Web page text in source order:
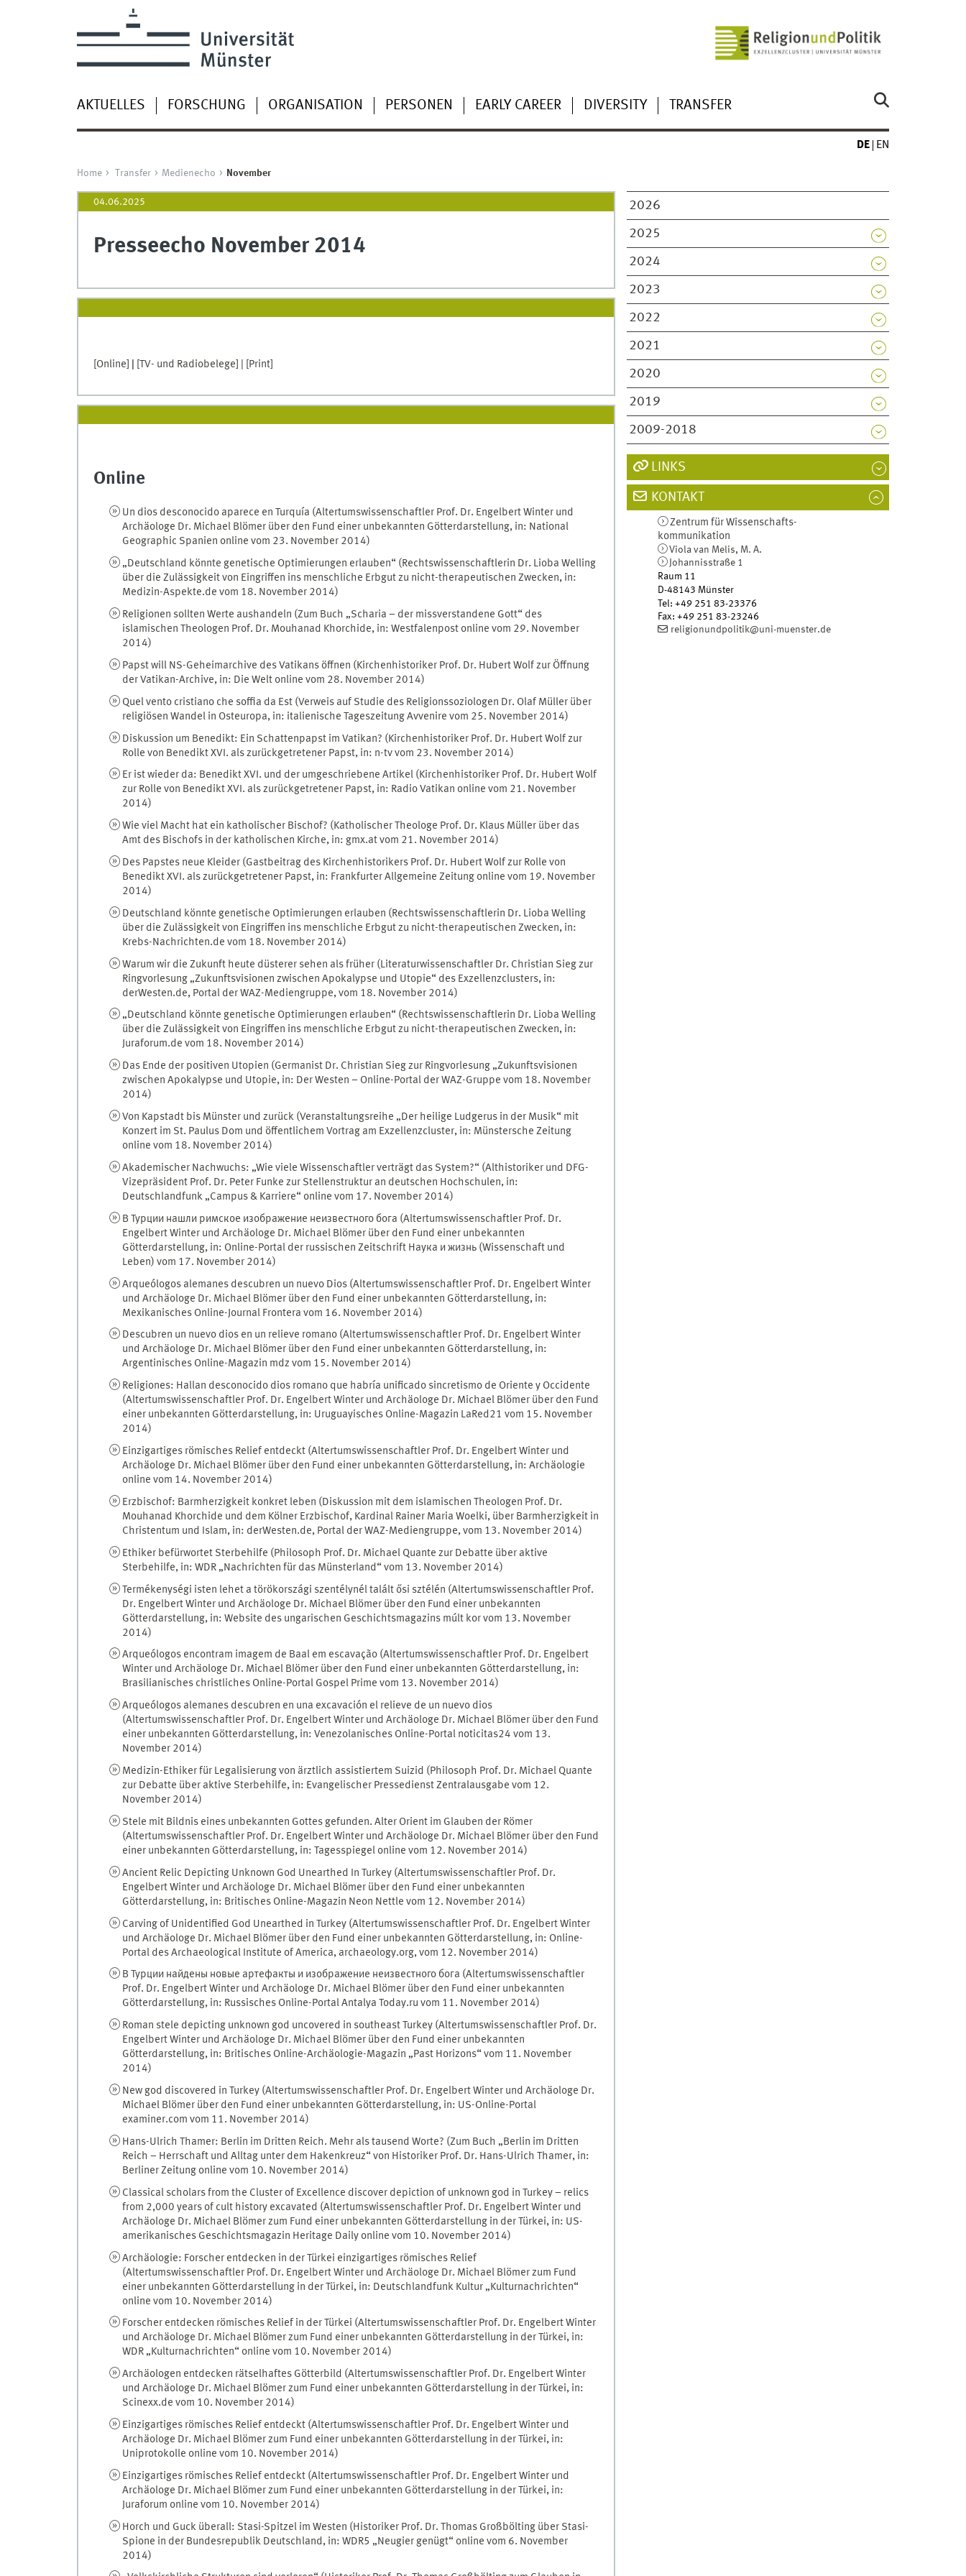
AKTUELLES FORSCHUNG ORGANISATION PERSONEN EARLY CAREER DIVERSITY TRANSFER
DE EN
Home Transfer Medienecho November
2026
2025
2024
2023
2022
2021
2020
2019
2009-2018
04.06.2025
Presseecho November 2014
[Online] [TV- und Radiobelege] | [Print]
Online
Un dios desconocido aparece en Turquía (Altertumswissenschaftler Prof. Dr. Engelbert Winter und
Archäologe Dr. Michael Blömer über den Fund einer unbekannten Götterdarstellung, in: National
Geographic Spanien online vom 23. November 2014)
„Deutschland könnte genetische Optimierungen erlauben“ (Rechtswissenschaftlerin Dr. Lioba Welling
über die Zulässigkeit von Eingriffen ins menschliche Erbgut zu nicht-therapeutischen Zwecken, in:
Medizin-Aspekte.de vom 18. November 2014)
Religionen sollten Werte aushandeln (Zum Buch „Scharia – der missverstandene Gott“ des
islamischen Theologen Prof. Dr. Mouhanad Khorchide, in: Westfalenpost online vom 29. November
2014)
Papst will NS-Geheimarchive des Vatikans öffnen (Kirchenhistoriker Prof. Dr. Hubert Wolf zur Öffnung
der Vatikan-Archive, in: Die Welt online vom 28. November 2014)
Quel vento cristiano che soffia da Est (Verweis auf Studie des Religionssoziologen Dr. Olaf Müller über
religiösen Wandel in Osteuropa, in: italienische Tageszeitung Avvenire vom 25. November 2014)
Diskussion um Benedikt: Ein Schattenpapst im Vatikan? (Kirchenhistoriker Prof. Dr. Hubert Wolf zur
Rolle von Benedikt XVI. als zurückgetretener Papst, in: n-tv vom 23. November 2014)
Er ist wieder da: Benedikt XVI. und der umgeschriebene Artikel (Kirchenhistoriker Prof. Dr. Hubert Wolf
zur Rolle von Benedikt XVI. als zurückgetretener Papst, in: Radio Vatikan online vom 21. November
2014)
Wie viel Macht hat ein katholischer Bischof? (Katholischer Theologe Prof. Dr. Klaus Müller über das
Amt des Bischofs in der katholischen Kirche, in: gmx.at vom 21. November 2014)
Des Papstes neue Kleider (Gastbeitrag des Kirchenhistorikers Prof. Dr. Hubert Wolf zur Rolle von
Benedikt XVI. als zurückgetretener Papst, in: Frankfurter Allgemeine Zeitung online vom 19. November
2014)
Deutschland könnte genetische Optimierungen erlauben (Rechtswissenschaftlerin Dr. Lioba Welling
über die Zulässigkeit von Eingriffen ins menschliche Erbgut zu nicht-therapeutischen Zwecken, in:
Krebs-Nachrichten.de vom 18. November 2014)
Warum wir die Zukunft heute düsterer sehen als früher (Literaturwissenschaftler Dr. Christian Sieg zur
Ringvorlesung „Zukunftsvisionen zwischen Apokalypse und Utopie“ des Exzellenzclusters, in:
derWesten.de, Portal der WAZ-Mediengruppe, vom 18. November 2014)
„Deutschland könnte genetische Optimierungen erlauben“ (Rechtswissenschaftlerin Dr. Lioba Welling
über die Zulässigkeit von Eingriffen ins menschliche Erbgut zu nicht-therapeutischen Zwecken, in:
Juraforum.de vom 18. November 2014)
Das Ende der positiven Utopien (Germanist Dr. Christian Sieg zur Ringvorlesung „Zukunftsvisionen
zwischen Apokalypse und Utopie, in: Der Westen – Online-Portal der WAZ-Gruppe vom 18. November
2014)
Von Kapstadt bis Münster und zurück (Veranstaltungsreihe „Der heilige Ludgerus in der Musik“ mit
Konzert im St. Paulus Dom und öffentlichem Vortrag am Exzellenzcluster, in: Münstersche Zeitung
online vom 18. November 2014)
Akademischer Nachwuchs: „Wie viele Wissenschaftler verträgt das System?“ (Althistoriker und DFG-
Vizepräsident Prof. Dr. Peter Funke zur Stellenstruktur an deutschen Hochschulen, in:
Deutschlandfunk „Campus & Karriere“ online vom 17. November 2014)
В Турции нашли римское изображение неизвестного бога (Altertumswissenschaftler Prof. Dr.
Engelbert Winter und Archäologe Dr. Michael Blömer über den Fund einer unbekannten
Götterdarstellung, in: Online-Portal der russischen Zeitschrift Наука и жизнь (Wissenschaft und
Leben) vom 17. November 2014)
Arqueólogos alemanes descubren un nuevo Dios (Altertumswissenschaftler Prof. Dr. Engelbert Winter
und Archäologe Dr. Michael Blömer über den Fund einer unbekannten Götterdarstellung, in:
Mexikanisches Online-Journal Frontera vom 16. November 2014)
Descubren un nuevo dios en un relieve romano (Altertumswissenschaftler Prof. Dr. Engelbert Winter
und Archäologe Dr. Michael Blömer über den Fund einer unbekannten Götterdarstellung, in:
Argentinisches Online-Magazin mdz vom 15. November 2014)
Religiones: Hallan desconocido dios romano que habría unificado sincretismo de Oriente y Occidente
(Altertumswissenschaftler Prof. Dr. Engelbert Winter und Archäologe Dr. Michael Blömer über den Fund
einer unbekannten Götterdarstellung, in: Uruguayisches Online-Magazin LaRed21 vom 15. November
2014)
Einzigartiges römisches Relief entdeckt (Altertumswissenschaftler Prof. Dr. Engelbert Winter und
Archäologe Dr. Michael Blömer über den Fund einer unbekannten Götterdarstellung, in: Archäologie
online vom 14. November 2014)
Erzbischof: Barmherzigkeit konkret leben (Diskussion mit dem islamischen Theologen Prof. Dr.
Mouhanad Khorchide und dem Kölner Erzbischof, Kardinal Rainer Maria Woelki, über Barmherzigkeit in
Christentum und Islam, in: derWesten.de, Portal der WAZ-Mediengruppe, vom 13. November 2014)
Ethiker befürwortet Sterbehilfe (Philosoph Prof. Dr. Michael Quante zur Debatte über aktive
Sterbehilfe, in: WDR „Nachrichten für das Münsterland“ vom 13. November 2014)
Termékenységi isten lehet a törökországi szentélynél talált ősi sztélén (Altertumswissenschaftler Prof.
Dr. Engelbert Winter und Archäologe Dr. Michael Blömer über den Fund einer unbekannten
Götterdarstellung, in: Website des ungarischen Geschichtsmagazins múlt kor vom 13. November
2014)
Arqueólogos encontram imagem de Baal em escavação (Altertumswissenschaftler Prof. Dr. Engelbert
Winter und Archäologe Dr. Michael Blömer über den Fund einer unbekannten Götterdarstellung, in:
Brasilianisches christliches Online-Portal Gospel Prime vom 13. November 2014)
Arqueólogos alemanes descubren en una excavación el relieve de un nuevo dios
(Altertumswissenschaftler Prof. Dr. Engelbert Winter und Archäologe Dr. Michael Blömer über den Fund
einer unbekannten Götterdarstellung, in: Venezolanisches Online-Portal noticitas24 vom 13.
November 2014)
Medizin-Ethiker für Legalisierung von ärztlich assistiertem Suizid (Philosoph Prof. Dr. Michael Quante
zur Debatte über aktive Sterbehilfe, in: Evangelischer Pressedienst Zentralausgabe vom 12.
November 2014)
Stele mit Bildnis eines unbekannten Gottes gefunden. Alter Orient im Glauben der Römer
(Altertumswissenschaftler Prof. Dr. Engelbert Winter und Archäologe Dr. Michael Blömer über den Fund
einer unbekannten Götterdarstellung, in: Tagesspiegel online vom 12. November 2014)
Ancient Relic Depicting Unknown God Unearthed In Turkey (Altertumswissenschaftler Prof. Dr.
Engelbert Winter und Archäologe Dr. Michael Blömer über den Fund einer unbekannten
Götterdarstellung, in: Britisches Online-Magazin Neon Nettle vom 12. November 2014)
Carving of Unidentified God Unearthed in Turkey (Altertumswissenschaftler Prof. Dr. Engelbert Winter
und Archäologe Dr. Michael Blömer über den Fund einer unbekannten Götterdarstellung, in: Online-
Portal des Archaeological Institute of America, archaeology.org, vom 12. November 2014)
В Турции найдены новые артефакты и изображение неизвестного бога (Altertumswissenschaftler
Prof. Dr. Engelbert Winter und Archäologe Dr. Michael Blömer über den Fund einer unbekannten
Götterdarstellung, in: Russisches Online-Portal Antalya Today.ru vom 11. November 2014)
Roman stele depicting unknown god uncovered in southeast Turkey (Altertumswissenschaftler Prof. Dr.
Engelbert Winter und Archäologe Dr. Michael Blömer über den Fund einer unbekannten
Götterdarstellung, in: Britisches Online-Archäologie-Magazin „Past Horizons“ vom 11. November
2014)
New god discovered in Turkey (Altertumswissenschaftler Prof. Dr. Engelbert Winter und Archäologe Dr.
Michael Blömer über den Fund einer unbekannten Götterdarstellung, in: US-Online-Portal
examiner.com vom 11. November 2014)
Hans-Ulrich Thamer: Berlin im Dritten Reich. Mehr als tausend Worte? (Zum Buch „Berlin im Dritten
Reich – Herrschaft und Alltag unter dem Hakenkreuz“ von Historiker Prof. Dr. Hans-Ulrich Thamer, in:
Berliner Zeitung online vom 10. November 2014)
Classical scholars from the Cluster of Excellence discover depiction of unknown god in Turkey – relics
from 2,000 years of cult history excavated (Altertumswissenschaftler Prof. Dr. Engelbert Winter und
Archäologe Dr. Michael Blömer zum Fund einer unbekannten Götterdarstellung in der Türkei, in: US-
amerikanisches Geschichtsmagazin Heritage Daily online vom 10. November 2014)
Archäologie: Forscher entdecken in der Türkei einzigartiges römisches Relief
(Altertumswissenschaftler Prof. Dr. Engelbert Winter und Archäologe Dr. Michael Blömer zum Fund
einer unbekannten Götterdarstellung in der Türkei, in: Deutschlandfunk Kultur „Kulturnachrichten“
online vom 10. November 2014)
Forscher entdecken römisches Relief in der Türkei (Altertumswissenschaftler Prof. Dr. Engelbert Winter
und Archäologe Dr. Michael Blömer zum Fund einer unbekannten Götterdarstellung in der Türkei, in:
WDR „Kulturnachrichten“ online vom 10. November 2014)
Archäologen entdecken rätselhaftes Götterbild (Altertumswissenschaftler Prof. Dr. Engelbert Winter
und Archäologe Dr. Michael Blömer zum Fund einer unbekannten Götterdarstellung in der Türkei, in:
Scinexx.de vom 10. November 2014)
Einzigartiges römisches Relief entdeckt (Altertumswissenschaftler Prof. Dr. Engelbert Winter und
Archäologe Dr. Michael Blömer zum Fund einer unbekannten Götterdarstellung in der Türkei, in:
Uniprotokolle online vom 10. November 2014)
Einzigartiges römisches Relief entdeckt (Altertumswissenschaftler Prof. Dr. Engelbert Winter und
Archäologe Dr. Michael Blömer zum Fund einer unbekannten Götterdarstellung in der Türkei, in:
Juraforum online vom 10. November 2014)
Horch und Guck überall: Stasi-Spitzel im Westen (Historiker Prof. Dr. Thomas Großbölting über Stasi-
Spione in der Bundesrepublik Deutschland, in: WDR5 „Neugier genügt“ online vom 6. November
2014)
LINKS
KONTAKT
Zentrum für Wissenschafts­
kommunikation
Viola van Melis, M. A.
Johannisstraße 1
Raum 11
D-48143 Münster
Tel:+49 251 83-23376
Fax:+49 251 83-23246
religionundpolitik@uni-muenster.de